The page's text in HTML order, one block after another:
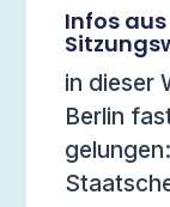
Infos
in dieser
Berlin